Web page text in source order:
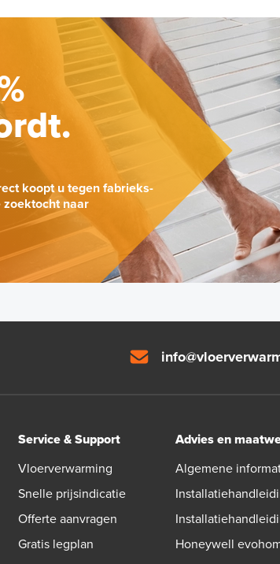
koopt u tegen fabrieks-
zoektocht naar
Service & Support
Vloerverwarming
Snelle prijsindicatie
Offerte aanvragen
Gratis legplan
Advies en
Algemene
Honeywell